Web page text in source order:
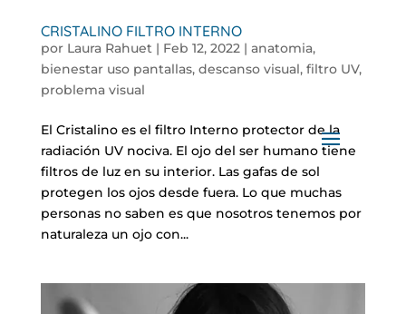
CRISTALINO FILTRO INTERNO
por Laura Rahuet| Feb 12, 2022| anatomia,
bienestar uso pantallas, descanso visual, filtro UV,
problema visual
El Cristalino es el filtro Interno protector de la
radiación UV nociva. El ojo del ser humano tiene
filtros de luz en su interior. Las gafas de sol
protegen los ojos desde fuera. Lo que muchas
personas no saben es que nosotros tenemos por
naturaleza un ojo con...